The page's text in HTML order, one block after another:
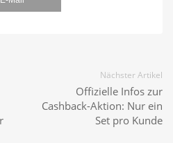
Nächster Artikel
Offizielle Infos zur
Cashback-Aktion: Nur ein
Set pro Kunde